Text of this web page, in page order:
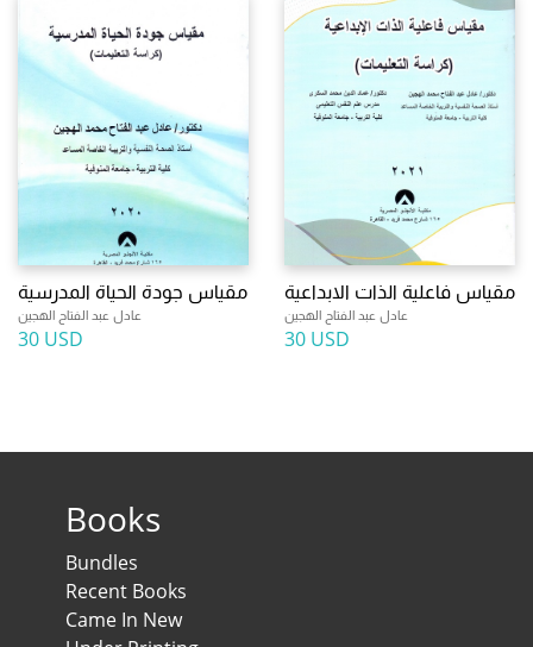
مقياس جودة الحياة المدرسية
عادل عبد الفتاح الهجين
30 USD
مقياس فاعلية الذات الابداعية
عادل عبد الفتاح الهجين
30 USD
Books
Bundles
Recent Books
Came In New